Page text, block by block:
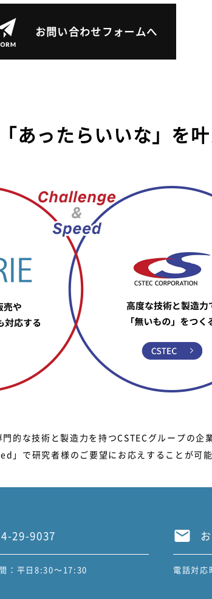
お問い合わせフォームへ
「あったらいいな」を
的な技術と製造力を持つCSTECグループの企
」で研究者様のご要望にお応えすることが可
29-9037
：平日8:30～17:30 電話対応